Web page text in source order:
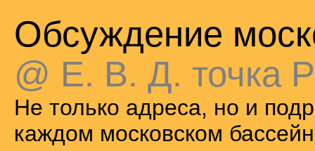
Обсуждение
@ Е. В. Д. точка
Не только адреса, но и
каждом московском